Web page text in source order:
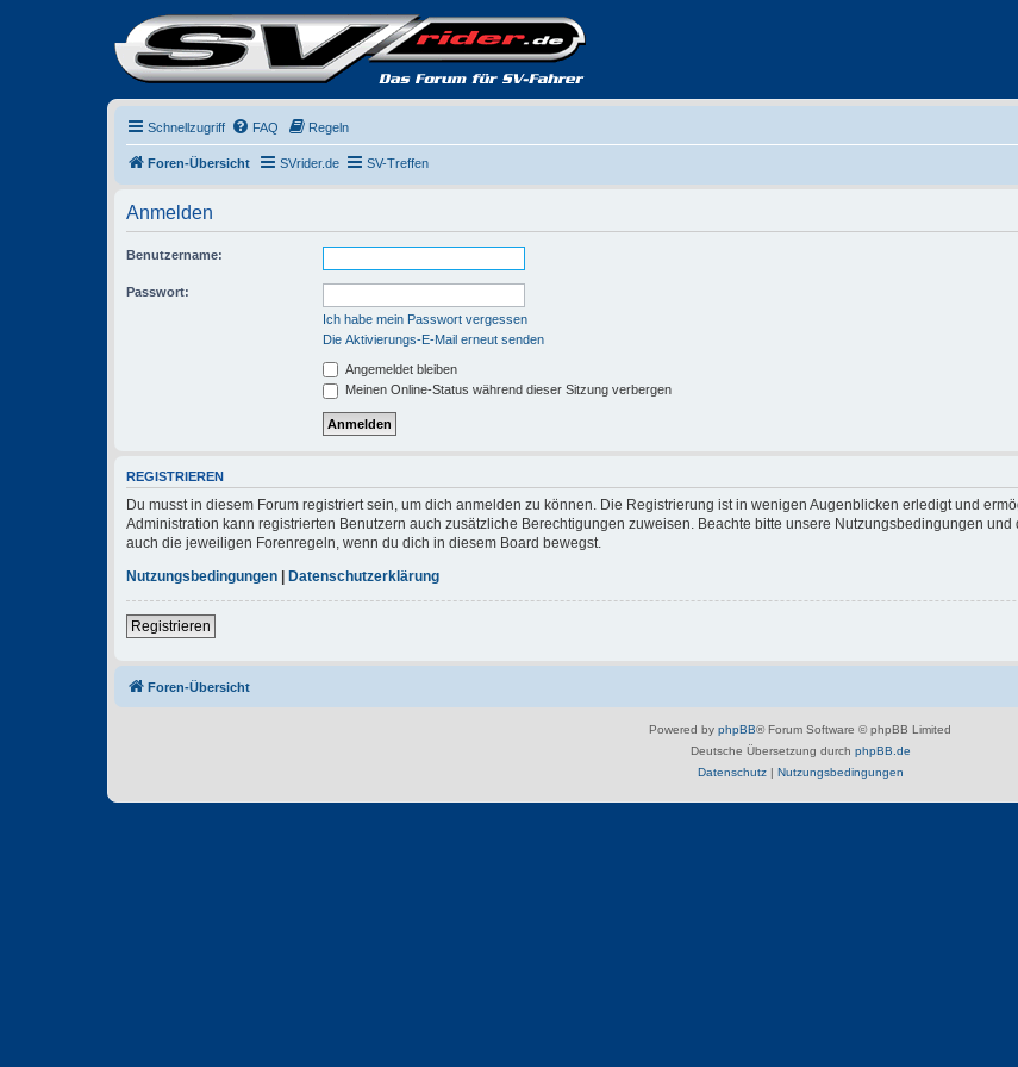
Schnellzugriff FAQ Regeln
Foren-Übersicht SVrider.de SV-Treffen
Anmelden
Benutzername:
Passwort:
Ich habe mein Passwort vergessen
Die Aktivierungs-E-Mail erneut senden
Angemeldet bleiben
Meinen Online-Status während dieser Sitzung verbergen
REGISTRIEREN
Du musst in diesem Forum registriert sein, um dich anmelden zu können. Die Registrierung ist in wenigen Augenblicken erledigt und
Administration kann registrierten Benutzern auch zusätzliche Berechtigungen zuweisen. Beachte bitte unsere Nutzungsbedingungen
auch die jeweiligen Forenregeln, wenn du dich in diesem Board bewegst.
Nutzungsbedingungen | Datenschutzerklärung
Registrieren
Foren-Übersicht
Powered by phpBB® Forum Software © phpBB Limited
Deutsche Übersetzung durch phpBB.de
Datenschutz| Nutzungsbedingungen